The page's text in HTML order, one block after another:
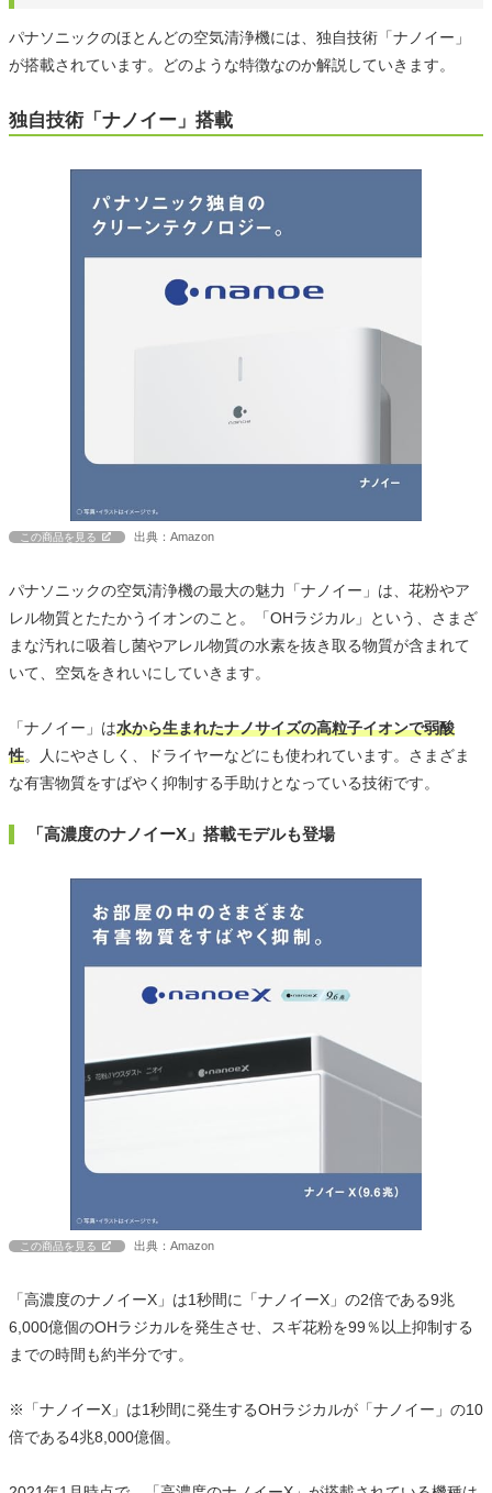
パナソニックのほとんどの空気清浄機には、独自技術「ナノイー」
が搭載されています。どのような特徴なのか解説していきます。
独自技術「ナノイー」搭載
この商品を見る 出典：Amazon
パナソニックの空気清浄機の最大の魅力「ナノイー」は、花粉やア
レル物質とたたかうイオンのこと。「OHラジカル」という、さまざ
まな汚れに吸着し菌やアレル物質の水素を抜き取る物質が含まれて
いて、空気をきれいにしていきます。
「ナノイー」は水から生まれたナノサイズの高粒子イオンで弱酸
性。人にやさしく、ドライヤーなどにも使われています。さまざま
な有害物質をすばやく抑制する手助けとなっている技術です。
「高濃度のナノイーX」搭載モデルも登場
この商品を見る 出典：Amazon
「高濃度のナノイーX」は1秒間に「ナノイーX」の2倍である9兆
6,000億個のOHラジカルを発生させ、スギ花粉を99％以上抑制する
までの時間も約半分です。
※「ナノイーX」は1秒間に発生するOHラジカルが「ナノイー」の10
倍である4兆8,000億個。